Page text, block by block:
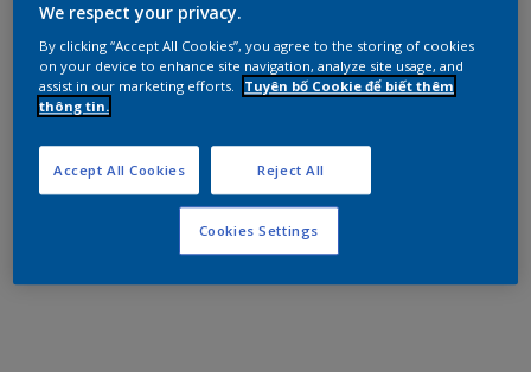
We respect your privacy.
By clicking “Accept All Cookies”, you agree to the storing of cookies
on your device to enhance site navigation, analyze site usage, and
assist in our marketing efforts.
Tuyên bố Cookie để biết thêm
thông tin.
Reject All
Accept All Cookies
Cookies Settings